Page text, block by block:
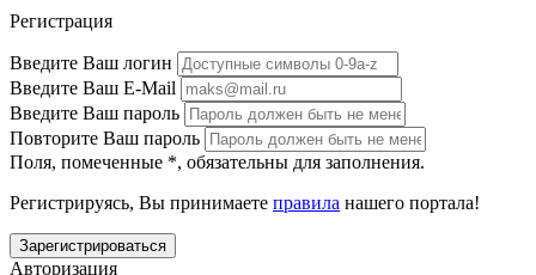
Регистрация
Введите Ваш логин
Введите Ваш E-Mail
Введите Ваш пароль
Повторите Ваш пароль
Поля, помеченные *, обязательны для заполнения.
Регистрируясь, Вы принимаете правила нашего портала!
Авторизация